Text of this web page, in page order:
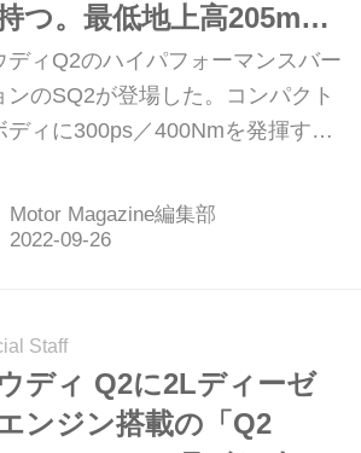
つ。最低地上高205mm
るのにフットワークも
コンパクトSUV
ディQ2のハイパフォーマンスバー
ンのSQ2が登場した。コンパクト
ディに300ps／400Nmを発揮する
4ターボエンジンを搭載して、四
動のクワトロシステムを組み合わ
。さっそくその走りを堪能した。
Motor Magazine編集部
Staff
ディ Q2に2Lディーゼ
ンジン搭載の「Q2